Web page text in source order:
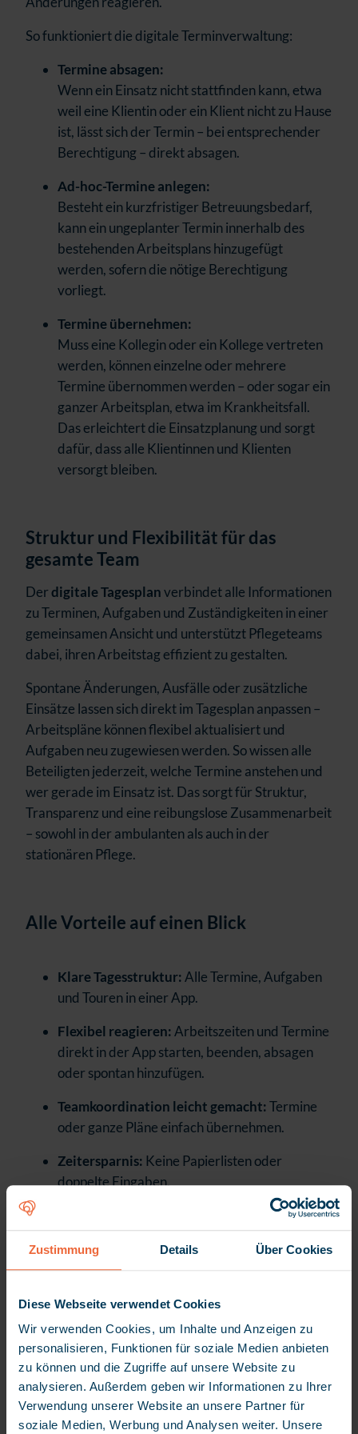
Zustimmung Details Über Cookies
Diese Webseite verwendet Cookies
Wir verwenden Cookies, um Inhalte und Anzeigen zu
personalisieren, Funktionen für soziale Medien anbieten
zu können und die Zugriffe auf unsere Website zu
analysieren. Außerdem geben wir Informationen zu Ihrer
Verwendung unserer Website an unsere Partner für
soziale Medien, Werbung und Analysen weiter. Unsere
So funktioniert die digitale Terminverwaltung:
Termine absagen:
Wenn ein Einsatz nicht stattfinden kann, etwa
weil eine Klientin oder ein Klient nicht zu Hause
ist, lässt sich der Termin – bei entsprechender
Berechtigung – direkt absagen.
Ad-hoc-Termine anlegen:
Besteht ein kurzfristiger Betreuungsbedarf,
kann ein ungeplanter Termin innerhalb des
bestehenden Arbeitsplans hinzugefügt
werden, sofern die nötige Berechtigung
vorliegt.
Termine übernehmen:
Muss eine Kollegin oder ein Kollege vertreten
werden, können einzelne oder mehrere
Termine übernommen werden – oder sogar ein
ganzer Arbeitsplan, etwa im Krankheitsfall.
Das erleichtert die Einsatzplanung und sorgt
dafür, dass alle Klientinnen und Klienten
versorgt bleiben.
Struktur und Flexibilität für das
gesamte Team
Derdigitale Tagesplanverbindet alle Informationen
zu Terminen, Aufgaben und Zuständigkeiten in einer
gemeinsamen Ansicht und unterstützt Pflegeteams
dabei, ihren Arbeitstag effizient zu gestalten.
Spontane Änderungen, Ausfälle oder zusätzliche
Einsätze lassen sich direkt im Tagesplan anpassen –
Arbeitspläne können flexibel aktualisiert und
Aufgaben neu zugewiesen werden. So wissen alle
Beteiligten jederzeit, welche Termine anstehen und
wer gerade im Einsatz ist. Das sorgt für Struktur,
Transparenz und eine reibungslose Zusammenarbeit
– sowohl in der ambulanten als auch in der
stationären Pflege.
Alle Vorteile auf einen Blick
Klare Tagesstruktur: Alle Termine, Aufgaben
und Touren in einer App.
Flexibel reagieren: Arbeitszeiten und Termine
direkt in der App starten, beenden, absagen
oder spontan hinzufügen.
Teamkoordination leicht gemacht:Termine
oder ganze Pläne einfach übernehmen.
Zeitersparnis: Keine Papierlisten oder
doppelte Eingaben.
Einheitliche, aktuelle
Daten für alle Beteiligten.
Ambulant und stationär:
Sie wollen mehr erfahren?
Fordern Sie jetzt Ihre kostenlose